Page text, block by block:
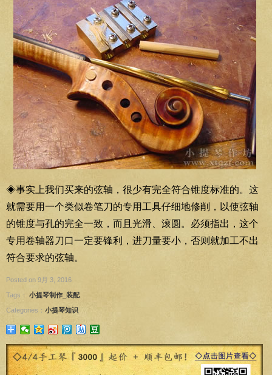
◈事实上我们买来的弦轴，很少有完全符合锥度标准的。这
就需要用一个类似卷笔刀的专用工具仔细地修削，以使弦轴
的锥度与孔的完全一致，而且光滑、滚圆。必须指出，这个
专用卷轴器刀口一定要锋利，进刀量要小，否则就加工不出
符合要求的弦轴。
Posted on 9月 3, 2016
Tags： 小提琴制作_装配
Categories： 小提琴知识